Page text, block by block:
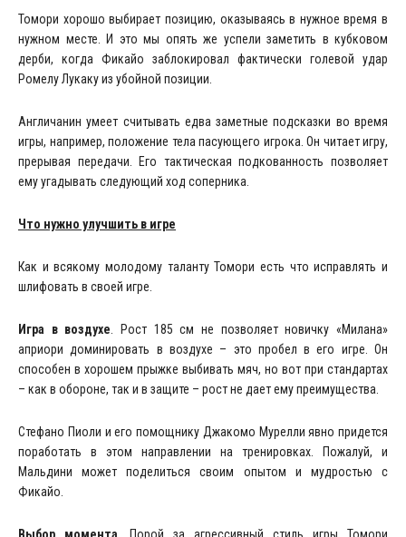
Томори хорошо выбирает позицию, оказываясь в нужное время в
нужном месте. И это мы опять же успели заметить в кубковом
дерби, когда Фикайо заблокировал фактически голевой удар
Ромелу Лукаку из убойной позиции.
Англичанин умеет считывать едва заметные подсказки во время
игры, например, положение тела пасующего игрока. Он читает игру,
прерывая передачи. Его тактическая подкованность позволяет
ему угадывать следующий ход соперника.
Что нужно улучшить в игре
Как и всякому молодому таланту Томори есть что исправлять и
шлифовать в своей игре.
Игра в воздухе. Рост 185 см не позволяет новичку «Милана»
априори доминировать в воздухе – это пробел в его игре. Он
способен в хорошем прыжке выбивать мяч, но вот при стандартах
– как в обороне, так и в защите – рост не дает ему преимущества.
Стефано Пиоли и его помощнику Джакомо Мурелли явно придется
поработать в этом направлении на тренировках. Пожалуй, и
Мальдини может поделиться своим опытом и мудростью с
Фикайо.